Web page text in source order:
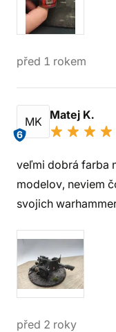
před 1 rokem
MK
6
Matej K.
veľmi dobrá farba
modelov, neviem
svojich
před 2 roky